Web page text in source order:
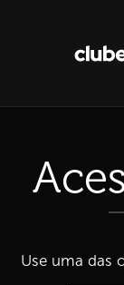
Use uma das